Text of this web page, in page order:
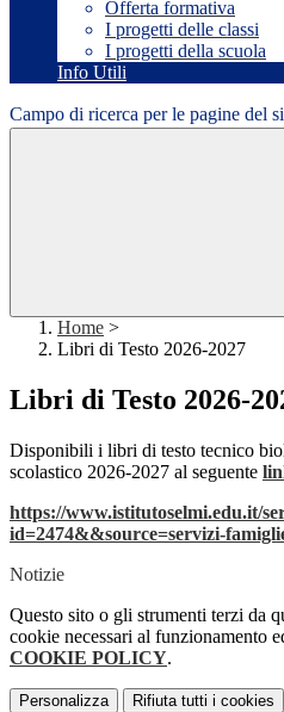
Offerta formativa
I progetti delle classi
I progetti della scuola
Info Utili
Campo di ricerca per le pagine del
Home >
Libri di Testo 2026-2027
Libri di Testo 2026-
Disponibili i libri di testo tecnico
scolastico 2026-2027 al seguente
https://www.istitutoselmi.edu.it/
id=2474&&source=servizi-
Notizie
Questo sito o gli strumenti terzi da
cookie necessari al funzionamento
COOKIE POLICY.
Personalizza Rifiuta tutti i cookies